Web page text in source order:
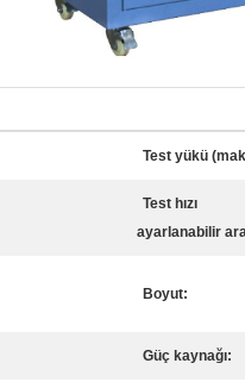
Test yükü
Test hızı
ayarlanabilir
Boyut:
Güç kaynağı: